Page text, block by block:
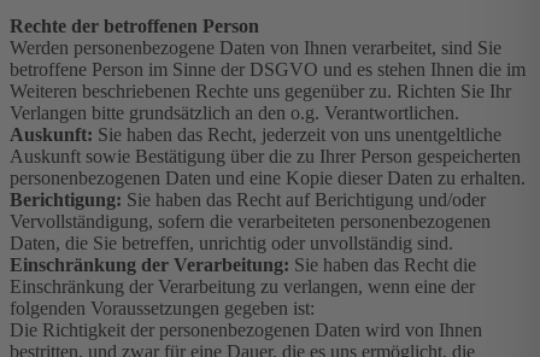
Rechte der betroffenen Person
Werden personenbezogene Daten von Ihnen verarbeitet, sind Sie
betroffene Person im Sinne der DSGVO und es stehen Ihnen die im
Weiteren beschriebenen Rechte uns gegenüber zu. Richten Sie Ihr
Verlangen bitte grundsätzlich an den o.g. Verantwortlichen.
Auskunft: Sie haben das Recht, jederzeit von uns unentgeltliche
Auskunft sowie Bestätigung über die zu Ihrer Person gespeicherten
personenbezogenen Daten und eine Kopie dieser Daten zu erhalten.
Berichtigung: Sie haben das Recht auf Berichtigung und/oder
Vervollständigung, sofern die verarbeiteten personenbezogenen
Daten, die Sie betreffen, unrichtig oder unvollständig sind.
Einschränkung der Verarbeitung: Sie haben das Recht die
Einschränkung der Verarbeitung zu verlangen, wenn eine der
folgenden Voraussetzungen gegeben ist:
Die Richtigkeit der personenbezogenen Daten wird von Ihnen
bestritten, und zwar für eine Dauer, die es uns ermöglicht, die